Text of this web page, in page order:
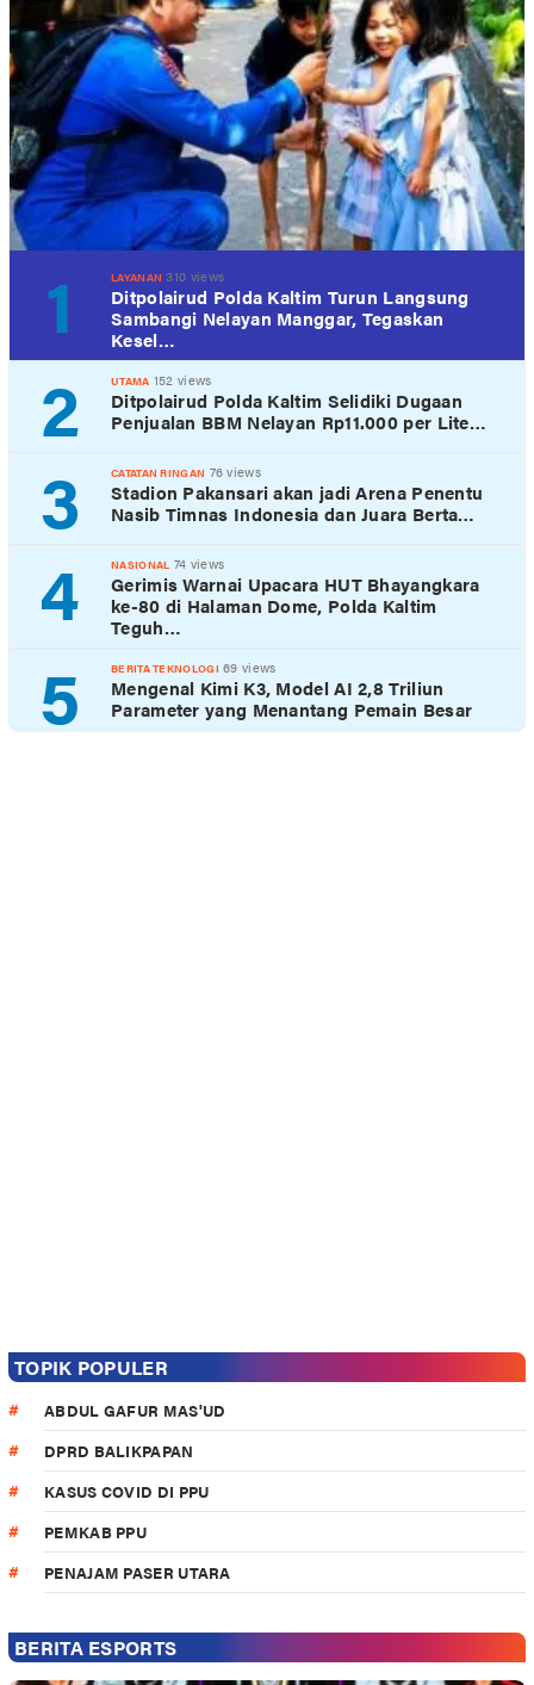
1 LAYANAN 310 views
Ditpolairud Polda Kaltim Turun Langsung
Sambangi Nelayan Manggar, Tegaskan
Kesel…
2 UTAMA 152 views
Ditpolairud Polda Kaltim Selidiki Dugaan
Penjualan BBM Nelayan Rp11.000 per Lite…
3 CATATAN RINGAN 76 views
Stadion Pakansari akan jadi Arena Penentu
Nasib Timnas Indonesia dan Juara Berta…
4 NASIONAL 74 views
Gerimis Warnai Upacara HUT Bhayangkara
ke-80 di Halaman Dome, Polda Kaltim
Teguh…
5 BERITA TEKNOLOGI 69 views
Mengenal Kimi K3, Model AI 2,8 Triliun
Parameter yang Menantang Pemain Besar
TOPIK POPULER
ABDUL GAFUR MAS'UD
DPRD BALIKPAPAN
KASUS COVID DI PPU
PEMKAB PPU
PENAJAM PASER UTARA
BERITA ESPORTS